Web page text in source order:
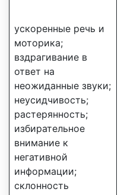
ускоренные речь и
моторика;
вздрагивание в
ответ на
неожиданные звуки;
неусидчивость;
растерянность;
избирательное
внимание к
негативной
информации;
склонность